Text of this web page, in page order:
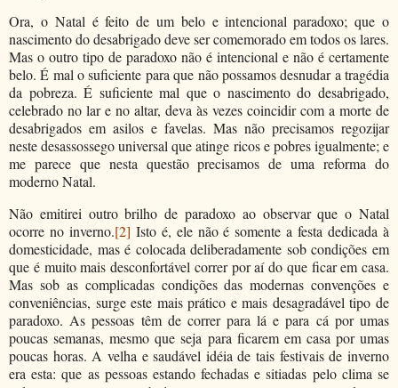
Ora, o Natal é feito de um belo e intencional paradoxo; que o
nascimento do desabrigado deve ser comemorado em todos os lares.
Mas o outro tipo de paradoxo não é intencional e não é certamente
belo. É mal o suficiente para que não possamos desnudar a tragédia
da pobreza. É suficiente mal que o nascimento do desabrigado,
celebrado no lar e no altar, deva às vezes coincidir com a morte de
desabrigados em asilos e favelas. Mas não precisamos regozijar
neste desassossego universal que atinge ricos e pobres igualmente; e
me parece que nesta questão precisamos de uma reforma do
moderno Natal.
Não emitirei outro brilho de paradoxo ao observar que o Natal
ocorre no inverno.[2] Isto é, ele não é somente a festa dedicada à
domesticidade, mas é colocada deliberadamente sob condições em
que é muito mais desconfortável correr por aí do que ficar em casa.
Mas sob as complicadas condições das modernas convenções e
conveniências, surge este mais prático e mais desagradável tipo de
paradoxo. As pessoas têm de correr para lá e para cá por umas
poucas semanas, mesmo que seja para ficarem em casa por umas
poucas horas. A velha e saudável idéia de tais festivais de inverno
era esta: que as pessoas estando fechadas e sitiadas pelo clima se